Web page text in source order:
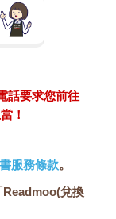
話要求您前往
！
服務條款。
Readmoo(兌換